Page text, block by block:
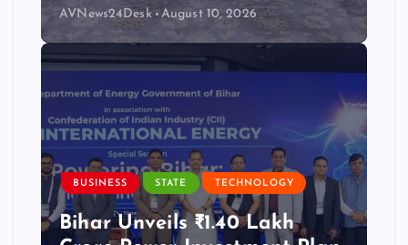
AVNews24Desk August 10, 2026
BUSINESS STATE TECHNOLOGY
Bihar Unveils ₹1.40 Lakh